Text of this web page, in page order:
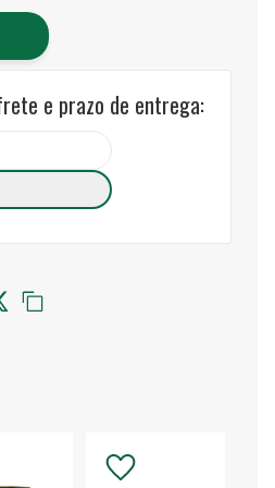
e prazo de entrega: